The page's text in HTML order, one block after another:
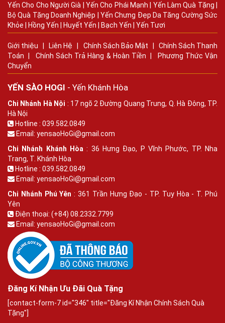
Yến Cho Cho Người Già |Yến Cho Phái Mạnh Yến Làm Quà Tặng
Bộ Quà Tặng Doanh Nghiệp |Yến Chưng Đẹp Da Tăng Cường Sức
Khỏe
Hồng Yến Huyết Yến Bạch Yến Yến Tươi
Giới thiệu Liên Hệ Chính Sách Bảo Mật
Chính Sách Thanh
Toán |Chính Sách Trả Hàng & Hoàn Tiền
Phương Thức Vận
Chuyển
YẾN SÀO HOGI - Yến Khánh Hòa
Chi Nhánh Hà Nội : 17 ngõ 2 Đường Quang Trung, Q. Hà Đông, TP.
Hà Nội
Hotline : 039.582.0849
Email: yensaoHoGi@gmail.com
Chi Nhánh Khánh Hòa : 36 Hưng Đạo, P Vĩnh Phước, TP. Nha
Trang, T. Khánh Hòa
Hotline : 039.582.0849
Email: yensaoHoGi@gmail.com
Chi Nhánh Phú Yên : 361 Trần Hưng Đạo - TP. Tuy Hòa - T. Phú
Yên
Điện thoại: (+84) 08.2332.7799
Email: yensaoHoGi@gmail.com
Đăng Kí Nhận Ưu Đãi Quà Tặng
[contact-form-7 id="346" title="Đăng Kí Nhận Chính Sách Quà
Tặng"]